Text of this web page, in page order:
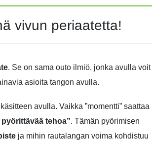
vivun periaatetta!
. Se on sama outo ilmiö, jonka avulla voit
asioita tangon avulla.
avulla. Vaikka ”momentti” saattaa
tehoa”. Tämän pyörimisen
ja mihin rautalangan voima kohdistuu